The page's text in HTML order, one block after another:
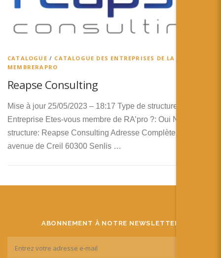
CATALOGUE / CATALOGUE DES ENTREPRISES DE LA RA
MEMBRERAPRO
Reapse Consulting
Mise à jour 25/05/2023 – 18:17 Type de structure:
Entreprise Etes-vous membre de RA’pro ?: Oui Nom de la
structure: Reapse Consulting Adresse Complète: 6-8
avenue de Creil 60300 Senlis …
ABONNEMENT À NOTRE NEWSLETTER